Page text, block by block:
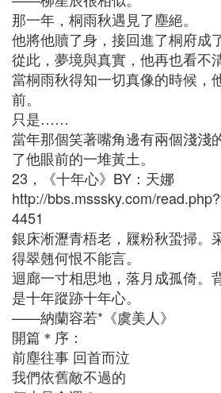
那一年，桐雨秋遇見了塵絕。
他將他贖了身，接回進了桐府成
從此，夢境與真實，他再也看不清
當桐雨秋得知一切真像的時候，
前。
只是……
當年那個笑著嘴角邊有兩個淺淺
了他眼前的一堆黃土。
23，《十年心》BY：天娜
http://bbs.msssky.com/
4451
銀床淅瀝青梧老，屧粉秋蛩掃。
得翠翹何恨不能言。
迴廊一寸相思地，落月成孤倚。
是十年蹤跡十年心。
——納蘭容若*《虞美人》
開篇＊序：
前塵往事 回首而泣
我們依舊敵不過的